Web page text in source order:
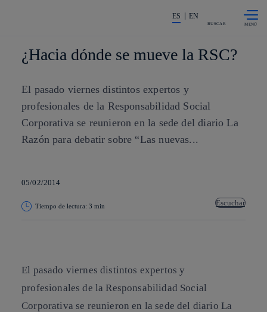
La acción en accionistas e
ES EN
BUSCAR
¿Hacia dónde se mueve la RSC?
El pasado viernes distintos expertos y
profesionales de la Responsabilidad Social
Corporativa se reunieron en la sede del diario La
Razón para debatir sobre “Las nuevas...
05/02/2014
Tiempo de lectura: 3 min Escuchar
El pasado viernes distintos expertos y
profesionales de la Responsabilidad Social
Corporativa se reunieron en la sede del diario La